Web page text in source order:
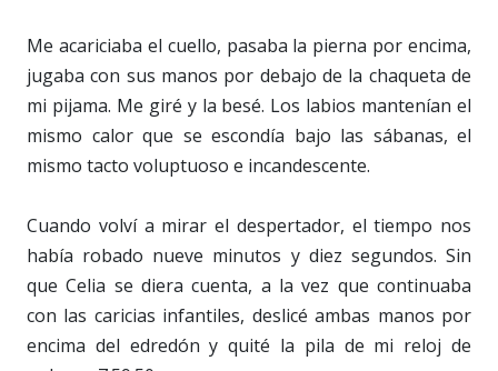
Me acariciaba el cuello, pasaba la pierna por encima,
jugaba con sus manos por debajo de la chaqueta de
mi pijama. Me giré y la besé. Los labios mantenían el
mismo calor que se escondía bajo las sábanas, el
mismo tacto voluptuoso e incandescente.
Cuando volví a mirar el despertador, el tiempo nos
había robado nueve minutos y diez segundos. Sin
que Celia se diera cuenta, a la vez que continuaba
con las caricias infantiles, deslicé ambas manos por
encima del edredón y quité la pila de mi reloj de